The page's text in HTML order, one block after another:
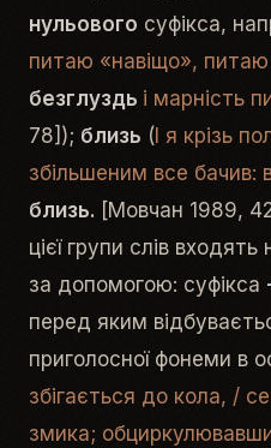
нульового суфікса,
питаю «навіщо»,
безглуздь і марність
78]); близь (І я крізь
збільшеним все бачив:
близь. [Мовчан 1989,
цієї групи слів
за допомогою: суфікса
перед яким
приголосної фонеми в
збігається до кола, /
змика;